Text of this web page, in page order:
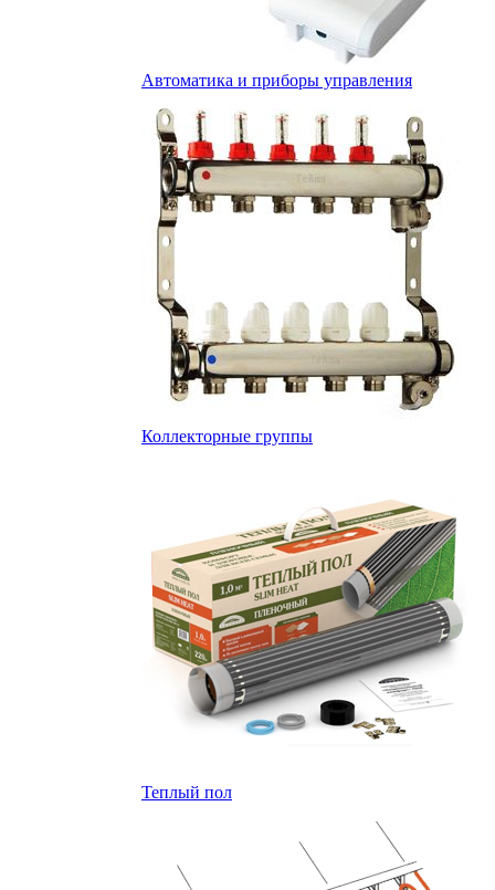
Автоматика и приборы управления
Коллекторные группы
Теплый пол